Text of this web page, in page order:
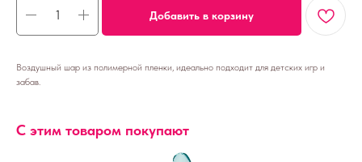
Добавить в корзину
Воздушный шар из полимерной пленки, идеально подходит для детских игр и
забав.
С этим товаром покупают